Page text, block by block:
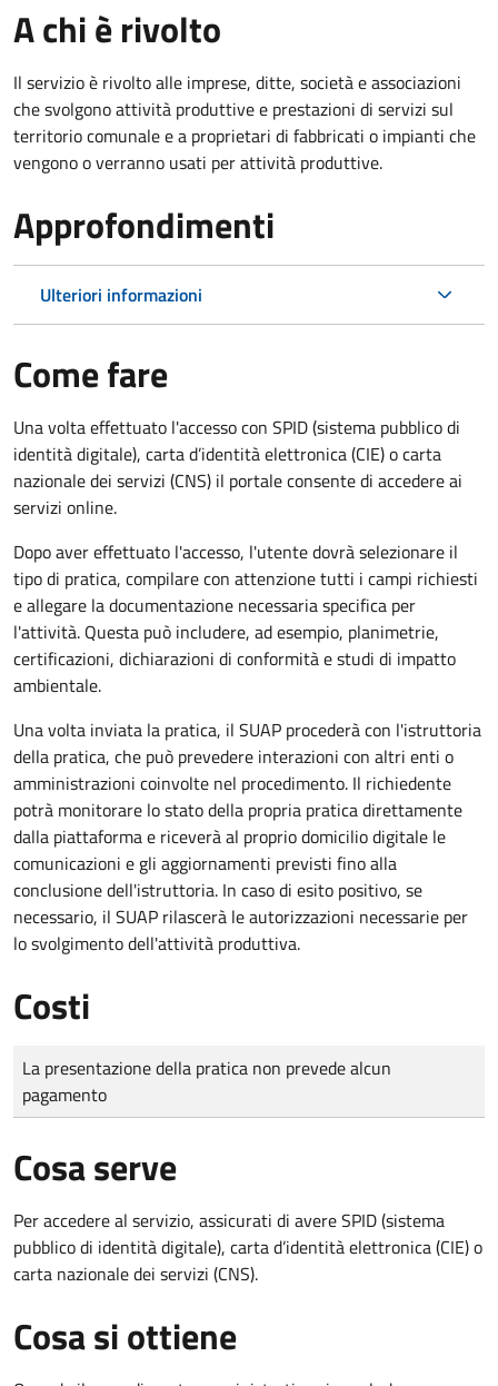
A chi è rivolto
Il servizio è rivolto alle imprese, ditte, società e associazioni
che svolgono attività produttive e prestazioni di servizi sul
territorio comunale e a proprietari di fabbricati o impianti che
vengono o verranno usati per attività produttive.
Approfondimenti
Ulteriori informazioni
Come fare
Una volta effettuato l'accesso con SPID (sistema pubblico di
identità digitale), carta d’identità elettronica (CIE) o carta
nazionale dei servizi (CNS) il portale consente di accedere ai
servizi online.
Dopo aver effettuato l'accesso, l'utente dovrà selezionare il
tipo di pratica, compilare con attenzione tutti i campi richiesti
e allegare la documentazione necessaria specifica per
l'attività. Questa può includere, ad esempio, planimetrie,
certificazioni, dichiarazioni di conformità e studi di impatto
ambientale.
Una volta inviata la pratica, il SUAP procederà con l'istruttoria
della pratica, che può prevedere interazioni con altri enti o
amministrazioni coinvolte nel procedimento. Il richiedente
potrà monitorare lo stato della propria pratica direttamente
dalla piattaforma e riceverà al proprio domicilio digitale le
comunicazioni e gli aggiornamenti previsti fino alla
conclusione dell'istruttoria. In caso di esito positivo, se
necessario, il SUAP rilascerà le autorizzazioni necessarie per
lo svolgimento dell'attività produttiva.
Costi
Tipo di pagamento
Importo
La presentazione della pratica non prevede alcun
pagamento
Cosa serve
Per accedere al servizio, assicurati di avere SPID (sistema
pubblico di identità digitale), carta d’identità elettronica (CIE) o
carta nazionale dei servizi (CNS).
Cosa si ottiene